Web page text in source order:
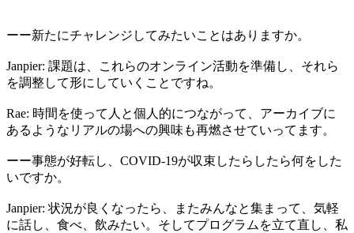
ーー新たにチャレンジしてみたいことはありますか。
Janpier: 課題は、これらのオンライン活動を準備し、それら
を調整して形にしていくことですね。
Rae: 時間を使って人と個人的につながって、アーカイブに
あるようなリアルの場への興味も再燃させていってます。
ーー事態が好転し、COVID-19が収束したらしたら何をした
いですか。
Janpier: 状況が良くなったら、またみんなと集まって、気軽
に話し、食べ、飲みたい。そしてプログラムを立て直し、私